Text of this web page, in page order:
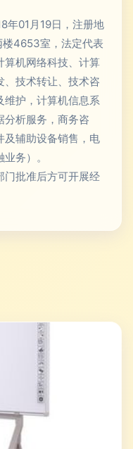
年01月19日，注册地
4653室，法定代表
算机网络科技、计算
、技术转让、技术咨
维护，计算机信息系
分析服务，商务咨
及辅助设备销售，电
务）。
门批准后方可开展经